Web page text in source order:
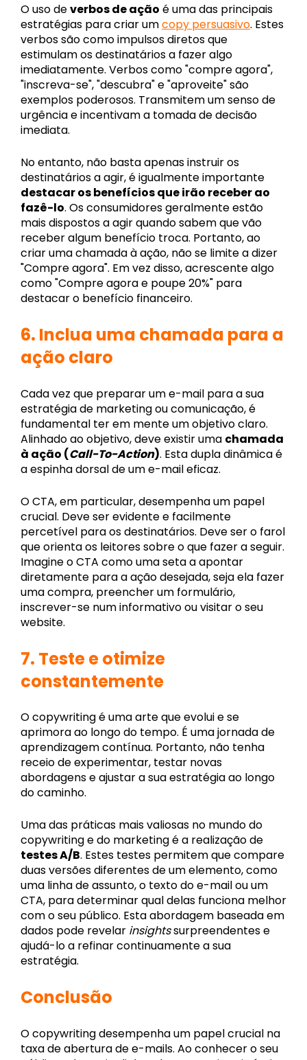
O uso deverbos de ação é uma das principais
estratégias para criar umcopy persuasivo. Estes
verbos são como impulsos diretos que
estimulam os destinatários a fazer algo
imediatamente. Verbos como "compre agora",
"inscreva-se", "descubra" e "aproveite" são
exemplos poderosos. Transmitem um senso de
urgência e incentivam a tomada de decisão
imediata.
No entanto, não basta apenas instruir os
destinatários a agir, é igualmente importante
destacar os benefícios que irão receber ao
fazê-lo. Os consumidores geralmente estão
mais dispostos a agir quando sabem que vão
receber algum benefício troca. Portanto, ao
criar uma chamada à ação, não se limite a dizer
"Compre agora". Em vez disso, acrescente algo
como "Compre agora e poupe 20%" para
destacar o benefício financeiro.
6. Inclua uma chamada para a
ação claro
Cada vez que preparar um e-mail para a sua
estratégia de marketing ou comunicação, é
fundamental ter em mente um objetivo claro.
Alinhado ao objetivo, deve existir uma chamada
à ação (Call-To-Action). Esta dupla dinâmica é
a espinha dorsal de um e-mail eficaz.
O CTA, em particular, desempenha um papel
crucial. Deve ser evidente e facilmente
percetível para os destinatários. Deve ser o farol
que orienta os leitores sobre o que fazer a seguir.
Imagine o CTA como uma seta a apontar
diretamente para a ação desejada, seja ela fazer
uma compra, preencher um formulário,
inscrever-se num informativo ou visitar o seu
website.
7. Teste e otimize
constantemente
O copywriting é uma arte que evolui e se
aprimora ao longo do tempo. É uma jornada de
aprendizagem contínua. Portanto, não tenha
receio de experimentar, testar novas
abordagens e ajustar a sua estratégia ao longo
do caminho.
Uma das práticas mais valiosas no mundo do
copywriting e do marketing é a realização de
testes A/B. Estes testes permitem que compare
duas versões diferentes de um elemento, como
uma linha de assunto, o texto do e-mail ou um
CTA, para determinar qual delas funciona melhor
com o seu público. Esta abordagem baseada em
dados pode revelar insightssurpreendentes e
ajudá-lo a refinar continuamente a sua
estratégia.
Conclusão
O copywriting desempenha um papel crucial na
taxa de abertura de e-mails. Ao conhecer o seu